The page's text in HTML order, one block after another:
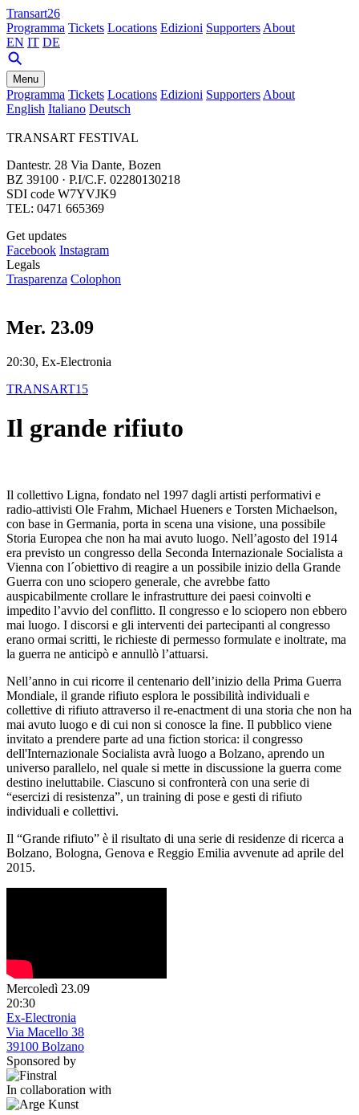
Transart26
Programma Tickets Locations Edizioni Supporters About
EN IT DE
Menu
Programma Tickets Locations Edizioni Supporters About
English Italiano Deutsch
TRANSART FESTIVAL
Dantestr. 28 Via Dante, Bozen
BZ 39100 · P.I/C.F. 02280130218
SDI code W7YVJK9
TEL: 0471 665369
Get updates
Facebook Instagram
Legals
Trasparenza Colophon
Mer. 23.09
20:30, Ex-Electronia
TRANSART15
Il grande rifiuto
Il collettivo Ligna, fondato nel 1997 dagli artisti performativi e
radio-attivisti Ole Frahm, Michael Hueners e Torsten Michaelson,
con base in Germania, porta in scena una visione, una possibile
Storia Europea che non ha mai avuto luogo. Nell’agosto del 1914
era previsto un congresso della Seconda Internazionale Socialista a
Vienna con l´obiettivo di reagire a un possibile inizio della Grande
Guerra con uno sciopero generale, che avrebbe fatto
auspicabilmente crollare le infrastrutture dei paesi coinvolti e
impedito l’avvio del conflitto. Il congresso e lo sciopero non ebbero
mai luogo. I discorsi e gli interventi dei partecipanti al congresso
erano ormai scritti, le richieste di permesso formulate e inoltrate, ma
la guerra ne anticipò e annullò l’attuarsi.
Nell’anno in cui ricorre il centenario dell’inizio della Prima Guerra
Mondiale, il grande rifiuto esplora le possibilità individuali e
collettive di rifiuto attraverso il re-enactment di una storia che non ha
mai avuto luogo e di cui non si conosce la fine. Il pubblico viene
invitato a prendere parte ad una fiction storica: il congresso
dell'Internazionale Socialista avrà luogo a Bolzano, aprendo un
universo parallelo, nel quale si mette in discussione la guerra come
destino ineluttabile. Ciascuno si confronterà con una serie di
“esercizi di resistenza”, un training di pose e gesti di rifiuto
individuali e collettivi.
Il “Grande rifiuto” è il risultato di una serie di residenze di ricerca a
Bolzano, Bologna, Genova e Reggio Emilia avvenute ad aprile del
2015.
Mercoledì 23.09
20:30
Ex-Electronia
Via Macello 38
39100 Bolzano
Sponsored by
In collaboration with